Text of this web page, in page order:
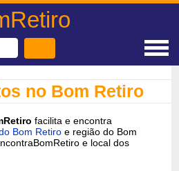
no Bom Retiro
facilita e encontra
Bom Retiro e região do Bom
e local dos